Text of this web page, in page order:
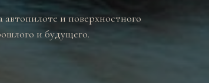
и поверхностного
и будущего.